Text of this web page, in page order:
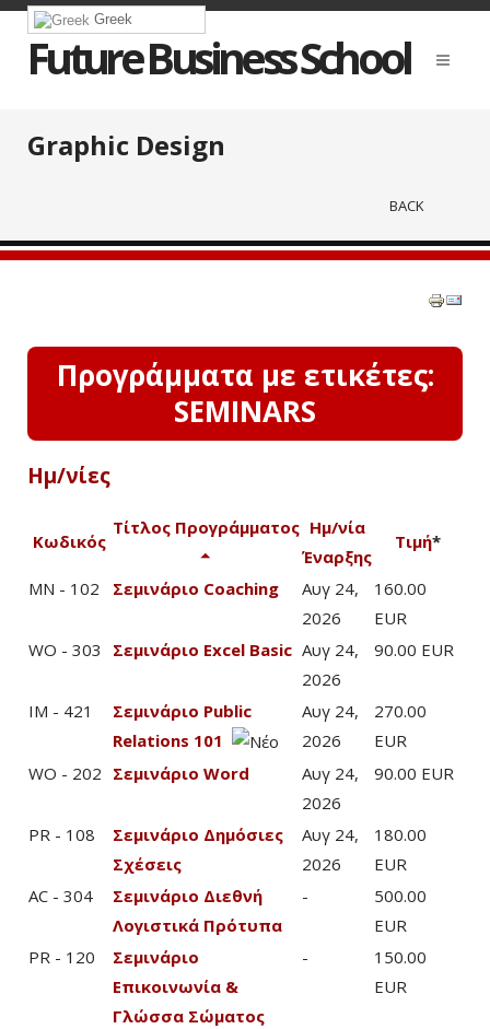
Greek
Future Business School
Graphic Design
BACK
Προγράμματα με ετικέτες:
SEMINARS
Ημ/νίες
Κωδικός
Τίτλος Προγράμματος Ημ/νία
Έναρξης
Τιμή*
MN - 102 Σεμινάριο Coaching
Αυγ 24,
2026
160.00
EUR
WO - 303
Σεμινάριο Excel Basic Αυγ 24,
2026
90.00 EUR
IM - 421
Σεμινάριο Public
Relations 101
Αυγ 24,
2026
270.00
EUR
WO - 202 Σεμινάριο Word
Αυγ 24,
2026
90.00 EUR
PR - 108
Σεμινάριο Δημόσιες
Σχέσεις
Αυγ 24,
2026
180.00
EUR
AC - 304
Σεμινάριο Διεθνή
Λογιστικά Πρότυπα
-
500.00
EUR
PR - 120
Σεμινάριο
Επικοινωνία &
Γλώσσα Σώματος
-
150.00
EUR